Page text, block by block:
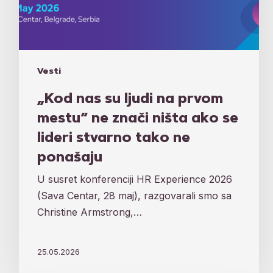
Vesti
stvarno
ne
ponašaju
„Kod nas su ljudi na prvom
mestu“ ne znači ništa ako se
lideri stvarno tako ne
ponašaju
U susret konferenciji HR Experience 2026
(Sava Centar, 28 maj), razgovarali smo sa
Christine Armstrong,…
25.05.2026